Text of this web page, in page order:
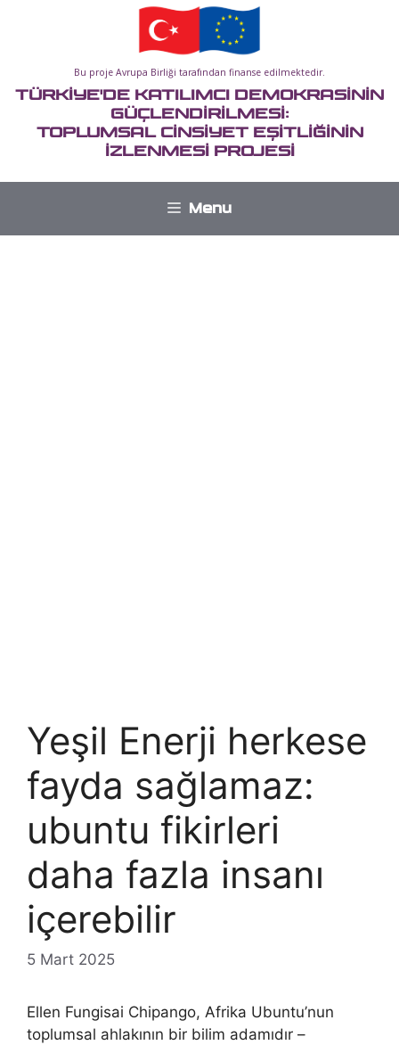
Bu proje Avrupa Birliği tarafından finanse edilmektedir.
TÜRKİYE'DE KATILIMCI DEMOKRASİNİN
GÜÇLENDİRİLMESİ:
TOPLUMSAL CİNSİYET EŞİTLİĞİNİN
İZLENMESİ PROJESİ
Menu
Yeşil Enerji herkese
fayda sağlamaz:
ubuntu fikirleri
daha fazla insanı
içerebilir
5 Mart 2025
Ellen Fungisai Chipango, Afrika Ubuntu’nun
toplumsal ahlakının bir bilim adamıdır –